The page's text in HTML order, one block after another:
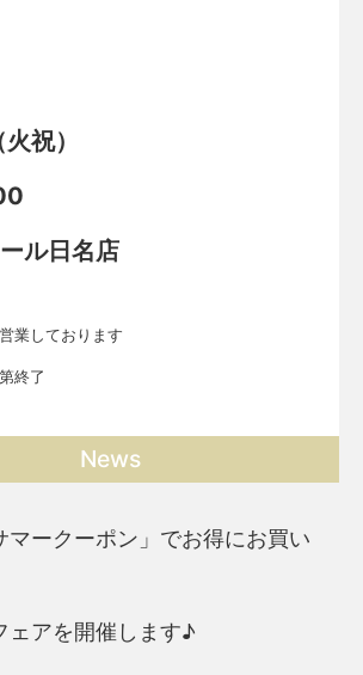
祝）
ル日名店
業しております
終了
News
マークーポン」でお得にお買い
ェアを開催します♪